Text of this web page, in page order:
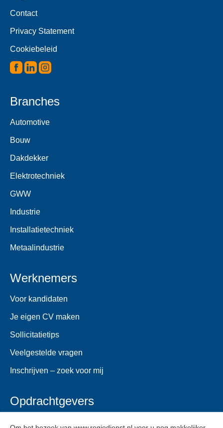
Contact
Privacy Statement
Cookiebeleid
Branches
Automotive
Bouw
Dakdekker
Elektrotechniek
GWW
Industrie
Installatietechniek
Metaalindustrie
Werknemers
Voor kandidaten
Je eigen CV maken
Sollicitatietips
Veelgestelde vragen
Inschrijven – zoek voor mij
Opdrachtgevers